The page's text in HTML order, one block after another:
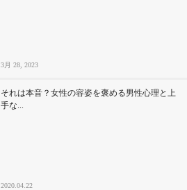
3月 28, 2023
それは本音？女性の容姿を褒める男性心理と上
手な...
2020.04.22